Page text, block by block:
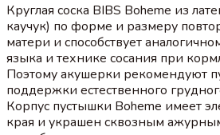
Круглая соска BIBS Boheme из
каучук) по форме и размеру
матери и способствует
языка и технике сосания при
Поэтому акушерки рекомендуют
поддержки естественного
Корпус пустышки Boheme имеет
края и украшен сквозным